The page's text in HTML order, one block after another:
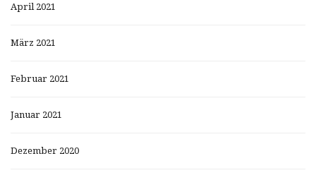
April 2021
März 2021
Februar 2021
Januar 2021
Dezember 2020